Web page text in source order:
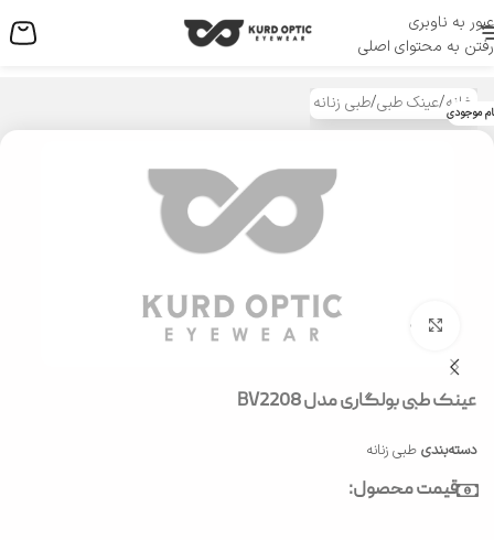
عبور به ناوبری
رفتن به محتوای اصلی
منو
خانه/عینک طبی/طبی زنانه موجودی
بزرگنمایی تصویر
عینک طبی بولگاری مدل BV2208
دسته‌بندی طبی زنانه
قیمت محصول: